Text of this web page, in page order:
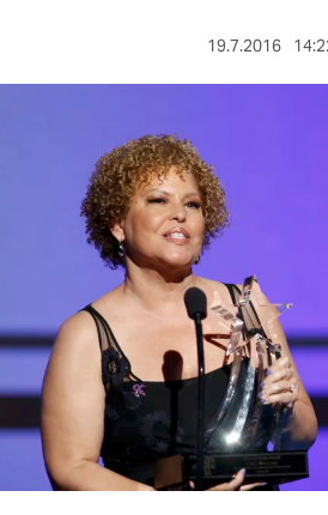
verlag
veranstaltungen
fragen & hilfe
unterstützen
genossenschaft
epaper login
19.7.2016